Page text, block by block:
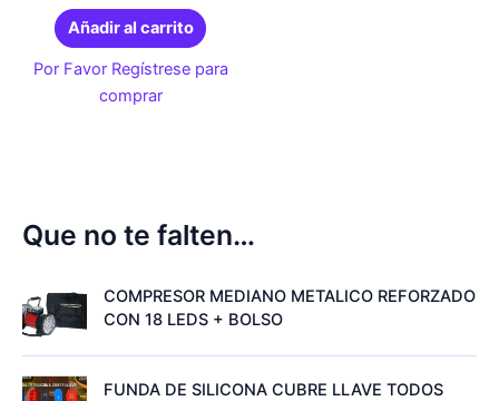
Añadir al carrito
Por Favor Regístrese para
comprar
Que no te falten…
COMPRESOR MEDIANO METALICO REFORZADO
CON 18 LEDS + BOLSO
FUNDA DE SILICONA CUBRE LLAVE TODOS